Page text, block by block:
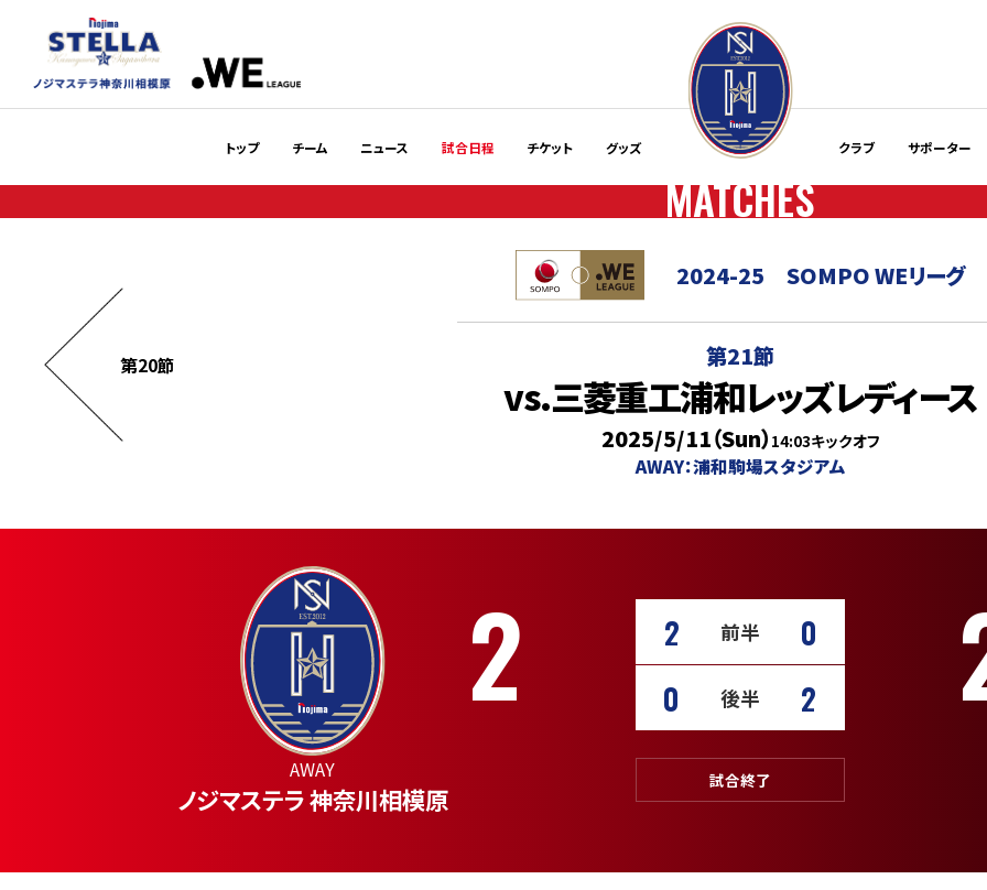
トップ チーム ニュース 試合日程 チケット グッズ クラブ サポーター
MATCHES
第20節
2024-25 SOMPO WEリーグ
第21節
vs.三菱重工浦和レッズレディース
2025/5/11（Sun） 14:03キックオフ
AWAY：浦和駒場スタジアム
AWAY
ノジマステラ 神奈川相模原
2 2 前半
0
0
後半 2
試合終了